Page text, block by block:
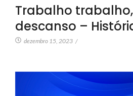
Trabalho
descanso –
dezembro 15, 2023 /